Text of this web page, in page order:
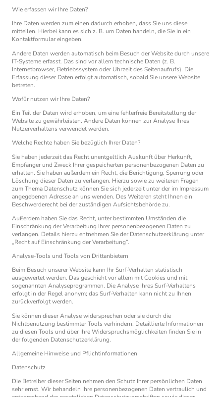
Wie erfassen wir Ihre Daten?
Ihre Daten werden zum einen dadurch erhoben, dass Sie uns diese
mitteilen. Hierbei kann es sich z. B. um Daten handeln, die Sie in ein
Kontaktformular eingeben.
Andere Daten werden automatisch beim Besuch der Website durch unsere
IT-Systeme erfasst. Das sind vor allem technische Daten (z. B.
Internetbrowser, Betriebssystem oder Uhrzeit des Seitenaufrufs). Die
Erfassung dieser Daten erfolgt automatisch, sobald Sie unsere Website
betreten.
Wofür nutzen wir Ihre Daten?
Ein Teil der Daten wird erhoben, um eine fehlerfreie Bereitstellung der
Website zu gewährleisten. Andere Daten können zur Analyse Ihres
Nutzerverhaltens verwendet werden.
Welche Rechte haben Sie bezüglich Ihrer Daten?
Sie haben jederzeit das Recht unentgeltlich Auskunft über Herkunft,
Empfänger und Zweck Ihrer gespeicherten personenbezogenen Daten zu
erhalten. Sie haben außerdem ein Recht, die Berichtigung, Sperrung oder
Löschung dieser Daten zu verlangen. Hierzu sowie zu weiteren Fragen
zum Thema Datenschutz können Sie sich jederzeit unter der im Impressum
angegebenen Adresse an uns wenden. Des Weiteren steht Ihnen ein
Beschwerderecht bei der zuständigen Aufsichtsbehörde zu.
Außerdem haben Sie das Recht, unter bestimmten Umständen die
Einschränkung der Verarbeitung Ihrer personenbezogenen Daten zu
verlangen. Details hierzu entnehmen Sie der Datenschutzerklärung unter
„Recht auf Einschränkung der Verarbeitung“.
Analyse-Tools und Tools von Drittanbietern
Beim Besuch unserer Website kann Ihr Surf-Verhalten statistisch
ausgewertet werden. Das geschieht vor allem mit Cookies und mit
sogenannten Analyseprogrammen. Die Analyse Ihres Surf-Verhaltens
erfolgt in der Regel anonym; das Surf-Verhalten kann nicht zu Ihnen
zurückverfolgt werden.
Sie können dieser Analyse widersprechen oder sie durch die
Nichtbenutzung bestimmter Tools verhindern. Detaillierte Informationen
zu diesen Tools und über Ihre Widerspruchsmöglichkeiten finden Sie in
der folgenden Datenschutzerklärung.
Allgemeine Hinweise und Pflichtinformationen
Datenschutz
Die Betreiber dieser Seiten nehmen den Schutz Ihrer persönlichen Daten
sehr ernst. Wir behandeln Ihre personenbezogenen Daten vertraulich und